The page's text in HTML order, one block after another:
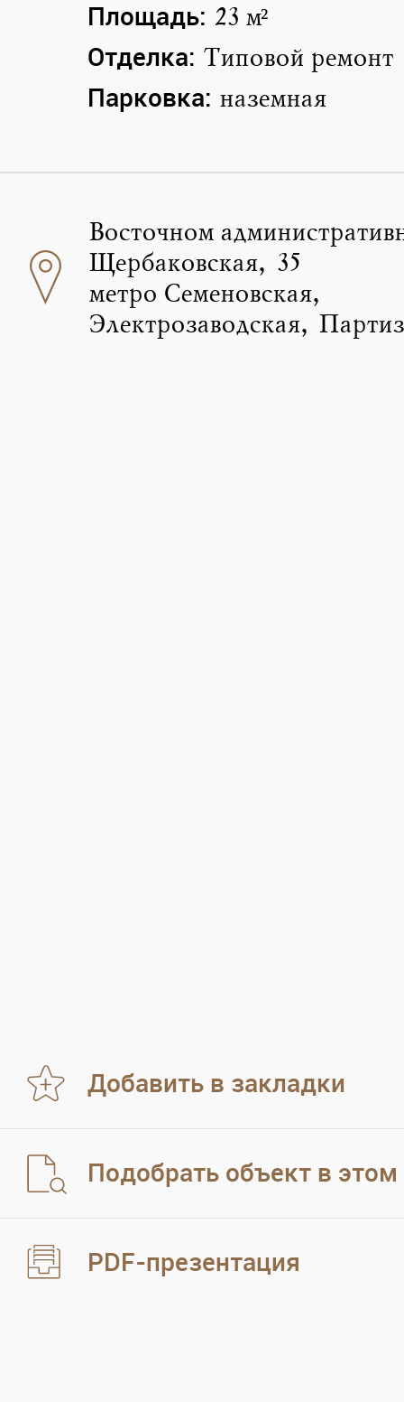
Площадь: 23 м²
Отделка: Типовой ремонт
Парковка: наземная
Восточном
Щербаковская, 35
метро Семеновская,
Электрозаводская,
Добавить в закладки
Подобрать объект в этом
PDF-презентация